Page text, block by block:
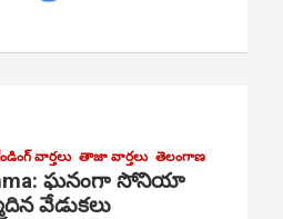
వార్తలు తాజా వార్తలు తెలంగాణ
ఘ‌నంగా సోనియా
వేడుక‌లు